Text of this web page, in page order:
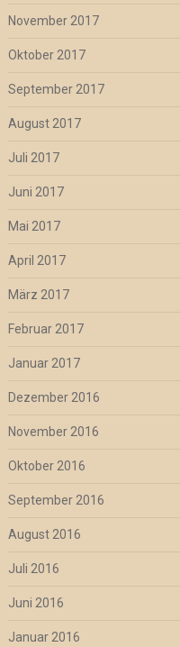
November 2017
Oktober 2017
September 2017
August 2017
Juli 2017
Juni 2017
Mai 2017
April 2017
März 2017
Februar 2017
Januar 2017
Dezember 2016
November 2016
Oktober 2016
September 2016
August 2016
Juli 2016
Juni 2016
Januar 2016